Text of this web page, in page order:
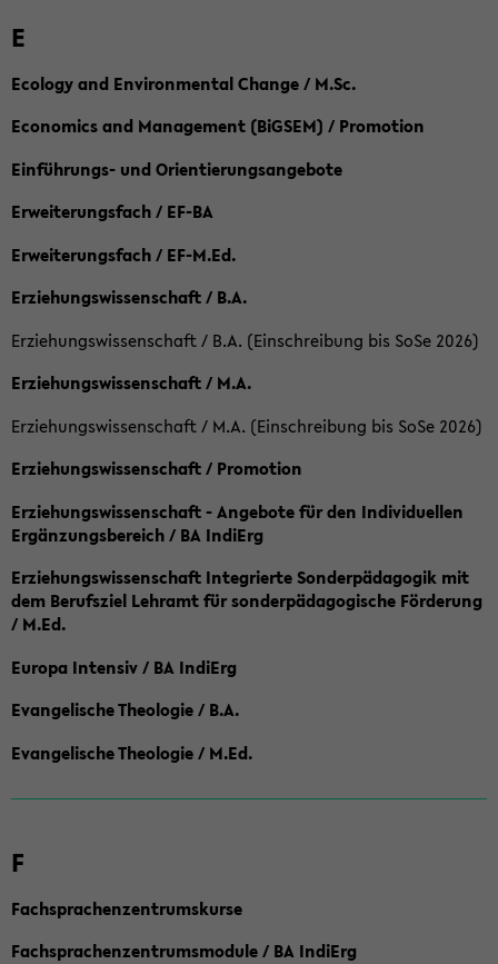
E
Ecology and Environmental Change / M.Sc.
Economics and Management (BiGSEM) / Promotion
Einführungs- und Orientierungsangebote
Erweiterungsfach / EF-BA
Erweiterungsfach / EF-M.Ed.
Erziehungswissenschaft / B.A.
Erziehungswissenschaft / B.A. (Einschreibung bis SoSe 2026)
Erziehungswissenschaft / M.A.
Erziehungswissenschaft / M.A. (Einschreibung bis SoSe 2026)
Erziehungswissenschaft / Promotion
Erziehungswissenschaft - Angebote für den Individuellen
Ergänzungsbereich / BA IndiErg
Erziehungswissenschaft Integrierte Sonderpädagogik mit
dem Berufsziel Lehramt für sonderpädagogische Förderung
/ M.Ed.
Europa Intensiv / BA IndiErg
Evangelische Theologie / B.A.
Evangelische Theologie / M.Ed.
F
Fachsprachenzentrumskurse
Fachsprachenzentrumsmodule / BA IndiErg